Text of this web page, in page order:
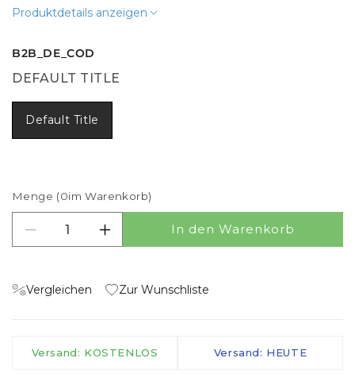
Produktdetails anzeigen
B2B_DE_COD
DEFAULT TITLE
Default Title
Menge (0im Warenkorb)
Menge für Bearbeitungsgebühr verringern
Menge für Bearbeitungsgebühr
In den Warenkorb
Vergleichen Zur Wunschliste
Versand: KOSTENLOS Versand: HEUTE